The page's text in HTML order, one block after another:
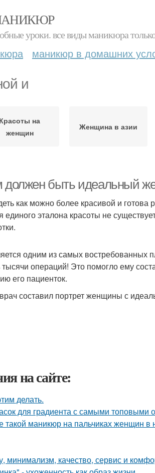
уроки. все виды маникюра
маникюр в домашних
и
Красоты на
женщин
Женщина в азии
должен быть идеальный
как можно более красивой и готова
единого эталона красоты не
одним из самых востребованных
тысячи операций! Это помогло ему
его пациенток.
составил портрет женщины с
на сайте:
делать.
для градиента с самыми топовыми
такой маникюр на пальчиках женщин
минимализм, качество, сервис и